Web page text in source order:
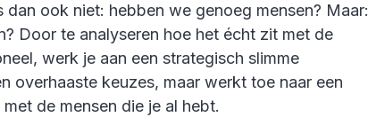
ook niet: hebben we genoeg mensen? Maar:
Door te analyseren hoe het écht zit met de
werk je aan een strategisch slimme
overhaaste keuzes, maar werkt toe naar een
de mensen die je al hebt.